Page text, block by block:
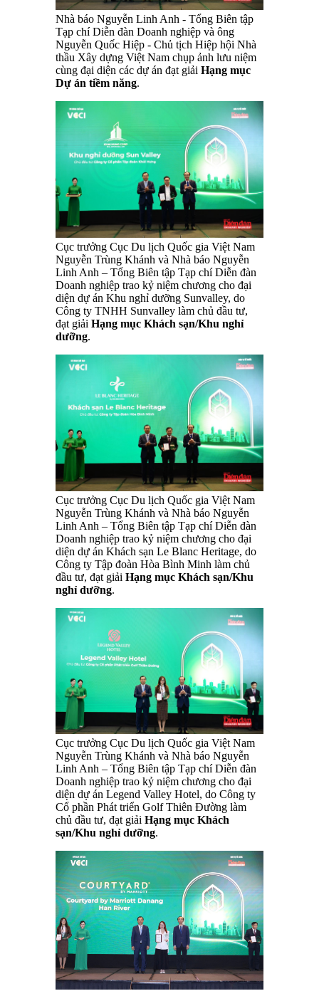
Nhà báo Nguyễn Linh Anh - Tổng Biên tập
Tạp chí Diễn đàn Doanh nghiệp và ông
Nguyễn Quốc Hiệp - Chủ tịch Hiệp hội Nhà
thầu Xây dựng Việt Nam chụp ảnh lưu niệm
cùng đại diện các dự án đạt giải Hạng mục
Dự án tiềm năng.
Cục trưởng Cục Du lịch Quốc gia Việt Nam
Nguyễn Trùng Khánh và Nhà báo Nguyễn
Linh Anh – Tổng Biên tập Tạp chí Diễn đàn
Doanh nghiệp trao kỷ niệm chương cho đại
diện dự án Khu nghỉ dưỡng Sunvalley, do
Công ty TNHH Sunvalley làm chủ đầu tư,
đạt giải Hạng mục Khách sạn/Khu nghỉ
dưỡng.
Cục trưởng Cục Du lịch Quốc gia Việt Nam
Nguyễn Trùng Khánh và Nhà báo Nguyễn
Linh Anh – Tổng Biên tập Tạp chí Diễn đàn
Doanh nghiệp trao kỷ niệm chương cho đại
diện dự án Khách sạn Le Blanc Heritage, do
Công ty Tập đoàn Hòa Bình Minh làm chủ
đầu tư, đạt giải Hạng mục Khách sạn/Khu
nghỉ dưỡng.
Cục trưởng Cục Du lịch Quốc gia Việt Nam
Nguyễn Trùng Khánh và Nhà báo Nguyễn
Linh Anh – Tổng Biên tập Tạp chí Diễn đàn
Doanh nghiệp trao kỷ niệm chương cho đại
diện dự án Legend Valley Hotel, do Công ty
Cổ phần Phát triển Golf Thiên Đường làm
chủ đầu tư, đạt giải Hạng mục Khách
sạn/Khu nghỉ dưỡng.